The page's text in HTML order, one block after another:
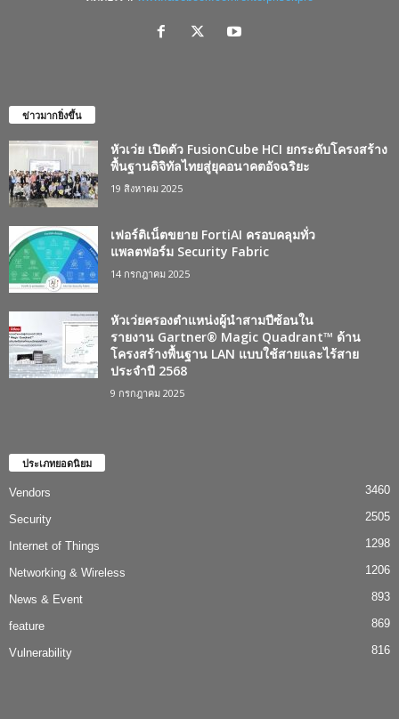
ข่าวมากยิ่งขึ้น
หัวเว่ย เปิดตัว FusionCube HCI ยกระดับโครงสร้าง
พื้นฐานดิจิทัลไทยสู่ยุคอนาคตอัจฉริยะ
19 สิงหาคม 2025
เฟอร์ติเน็ตขยาย FortiAI ครอบคลุมทั่ว
แพลตฟอร์ม Security Fabric
14 กรกฎาคม 2025
หัวเว่ยครองตำแหน่งผู้นำสามปีซ้อนใน
รายงาน Gartner® Magic Quadrant™ ด้าน
โครงสร้างพื้นฐาน LAN แบบใช้สายและไร้สาย
ประจำปี 2568
9 กรกฎาคม 2025
ประเภทยอดนิยม
Vendors 3460
Security 2505
Internet of Things 1298
Networking & Wireless 1206
News & Event 893
feature 869
Vulnerability 816